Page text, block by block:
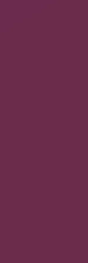
dans l'un de
son
usr/games
ou un